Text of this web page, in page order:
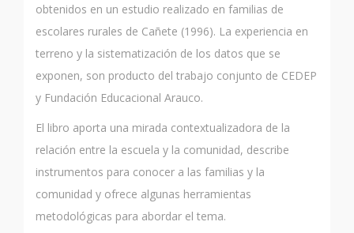
obtenidos en un estudio realizado en familias de
escolares rurales de Cañete (1996). La experiencia en
terreno y la sistematización de los datos que se
exponen, son producto del trabajo conjunto de CEDEP
y Fundación Educacional Arauco.
El libro aporta una mirada contextualizadora de la
relación entre la escuela y la comunidad, describe
instrumentos para conocer a las familias y la
comunidad y ofrece algunas herramientas
metodológicas para abordar el tema.